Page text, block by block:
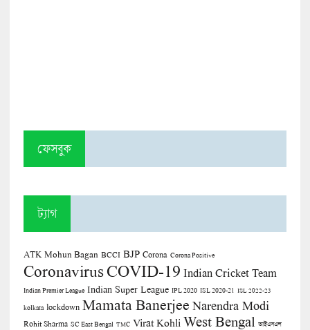
ফেসবুক
ট্যাগ
ATK Mohun Bagan BCCI BJP Corona Corona Positive
CoronavirusCOVID-19 Indian Cricket Team
Indian Premier League Indian Super League IPL 2020 ISL 2020-21 ISL 2022-23
kolkata lockdown Mamata Banerjee Narendra Modi
Rohit Sharma SC East Bengal TMC Virat Kohli West Bengal আইএসএল